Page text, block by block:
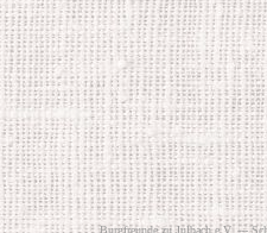
Burgfreunde zu Julbach e.V. ---